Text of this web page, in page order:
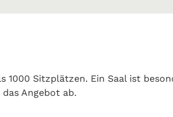
Sitzplätzen. Ein Saal ist
Angebot ab.